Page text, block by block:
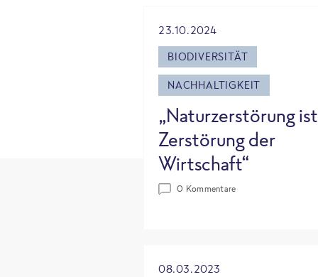
23.10.2024
BIODIVERSITÄT
NACHHALTIGKEIT
„Naturzerstörung ist
Zerstörung der
Wirtschaft“
0 Kommentare
08.03.2023